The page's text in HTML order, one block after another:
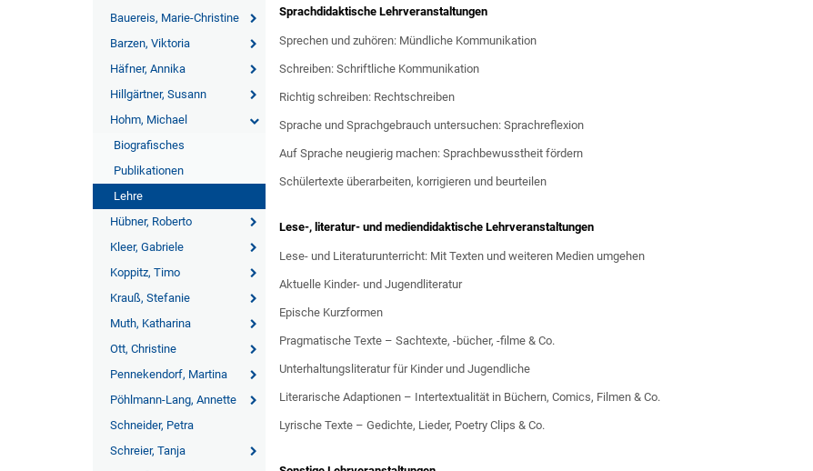
Bauereis, Marie-Christine
Barzen, Viktoria
Häfner, Annika
Hillgärtner, Susann
Hohm, Michael
Biografisches
Publikationen
Lehre
Hübner, Roberto
Kleer, Gabriele
Koppitz, Timo
Krauß, Stefanie
Muth, Katharina
Ott, Christine
Pennekendorf, Martina
Pöhlmann-Lang, Annette
Schneider, Petra
Schreier, Tanja
Sprachdidaktische Lehrveranstaltungen
Sprechen und zuhören: Mündliche Kommunikation
Schreiben: Schriftliche Kommunikation
Richtig schreiben: Rechtschreiben
Sprache und Sprachgebrauch untersuchen: Sprachreflexion
Auf Sprache neugierig machen: Sprachbewusstheit fördern
Schülertexte überarbeiten, korrigieren und beurteilen
Lese-, literatur- und mediendidaktische Lehrveranstaltungen
Lese- und Literaturunterricht: Mit Texten und weiteren Medien umgehen
Aktuelle Kinder- und Jugendliteratur
Epische Kurzformen
Pragmatische Texte – Sachtexte, -bücher, -filme & Co.
Unterhaltungsliteratur für Kinder und Jugendliche
Literarische Adaptionen – Intertextualität in Büchern, Comics, Filmen & Co.
Lyrische Texte – Gedichte, Lieder, Poetry Clips & Co.